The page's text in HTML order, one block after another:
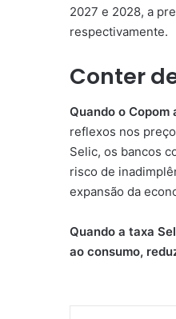
2027 e 2028, a
respectivamente.
Conter
Quando o
reflexos nos
Selic, os bancos
risco de
expansão da
Quando a taxa
ao consumo,